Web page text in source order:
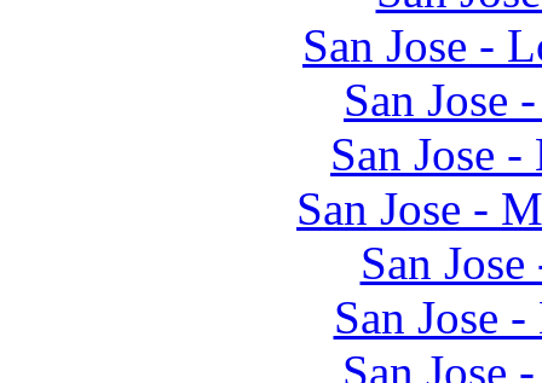
San Jose -
San
San Jose
San Jose -
San
San Jose
San Jose